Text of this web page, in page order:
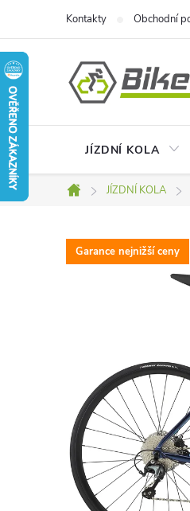
obsah
Kontakty Obchodní
JÍZDNÍ KOLA
Domů
JÍZDNÍ KOLA
Garance nejnižší ceny